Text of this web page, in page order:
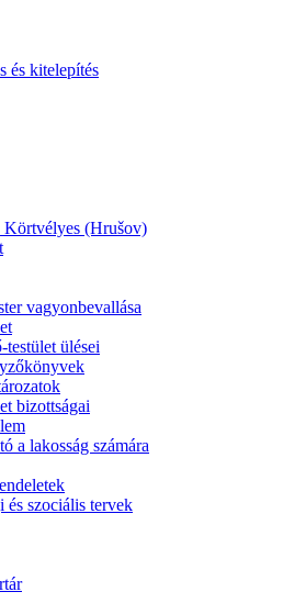
és kitelepítés
Körtvélyes (Hrušov)
vagyonbevallása
ülései
bizottságai
a lakosság számára
és szociális tervek